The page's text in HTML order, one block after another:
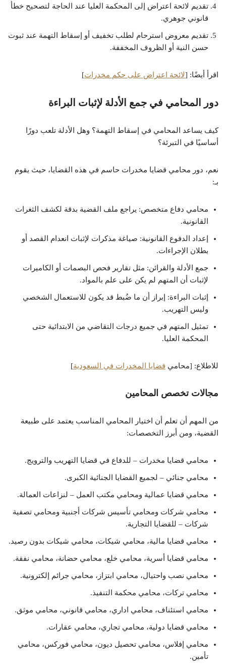
تقديم لائحة اعتراض إلى المحكمة العليا عند الحاجة لتصحيح خطأ
قانوني جوهري.
تقديم معروض استرحام لطلب تخفيف أو إسقاط التهمة عند ثبوت
حسن النية أو الظروف المخففة.
اقرأ أيضًا: [لائحة اعتراض على حكم مخدرات]
دور المحامي في جمع الأدلة لإثبات البراءة
كيف يساعد المحامي في إسقاط التهمة؟ وهل الأدلة تلعب دورًا
أساسيًا في التبرئة؟
نعم، دور محامي قضايا مخدرات حاسم في هذه القضايا، حيث يقوم
بـ:
محامي دفاع متخصص: يراجع ملف القضية بدقة لكشف الثغرات
القانونية.
إعداد الدفوع القانونية: صياغة مذكرات لإثبات انعدام القصد أو
بطلان الإجراءات.
جمع الأدلة والقرائن: مثل تقارير فحص البصمات أو الكاميرات
لإثبات أن المتهم لم يكن على علم بالمواد.
إثبات البراءة: إبراز أن ما ضُبط قد يكون للاستعمال الشخصي
وليس التهريب.
تمثيل المتهم في جميع درجات التقاضي من الابتدائية حتى
المحكمة العليا.
للاطلاع: [محامي قضايا المخدرات في السعودية]
مجالات تخصص المحامين
من المهم أن تعلم أن اختيار المحامي المناسب يعتمد على طبيعة
القضية، ومن أبرز التخصصات:
محامي قضايا مخدرات – للدفاع في قضايا التهريب والترويج.
محامي جنائي – لجميع القضايا الجنائية الكبرى.
محامي قضايا عمالية ومحامي مكتب العمل – لنزاعات العمالة.
محامي شركات ومحامي تأسيس شركات أجنبية ومحامي تصفية
شركات – للقضايا التجارية.
محامي قضايا مالية، محامي شيكات، محامي شيكات بدون رصيد.
محامي قضايا أسرية، محامي خلع، محامي حضانة، محامي نفقة.
محامي نصب واحتيال، محامي ابتزاز، محامي جرائم إلكترونية.
محامي تركات، محامي محكمة التنفيذ.
محامي استئناف، محامي اداري، محامي قانوني، محامي موثق.
محامي قضايا دولية، محامي تجاري، محامي عقارات.
محامي إفلاس، محامي تحصيل ديون، محامي فوركس، محامي
تأمين.